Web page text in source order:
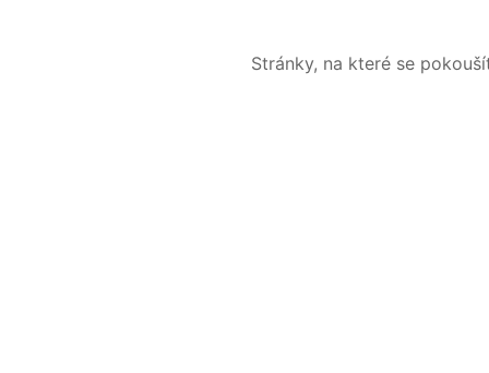
Stránky, na které se